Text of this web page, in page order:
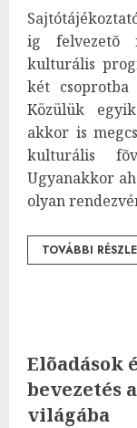
ig felvezetõ
kulturális
két csoprotba
Közülük
akkor is
kulturális
Ugyanakkor
olyan
TOVÁBBI
Elõadások
bevezetés
világába